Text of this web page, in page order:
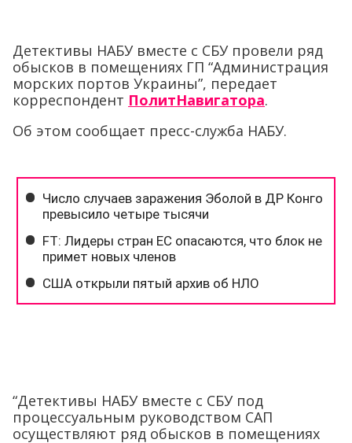
Детективы НАБУ вместе с СБУ провели ряд
обысков в помещениях ГП “Администрация
морских портов Украины”, передает
корреспондент ПолитНавигатора.
Об этом сообщает пресс-служба НАБУ.
“Детективы НАБУ вместе с СБУ под
процессуальным руководством САП
осуществляют ряд обысков в помещениях